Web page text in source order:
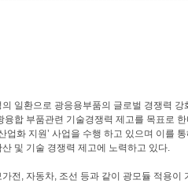
일환으로 광응용부품의 글로벌 경쟁력
합 부품관련 기술경쟁력 제고를 목표로
업화 지원’ 사업을 수행 하고 있으며 이를
및 기술 경쟁력 제고에 노력하고 있다.
전, 자동차, 조선 등과 같이 광모듈 적용